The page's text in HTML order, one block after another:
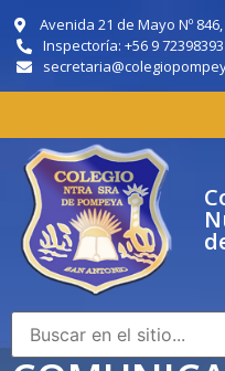
Avenida 21 de Mayo Nº
Inspectoría: +56 9 72398393